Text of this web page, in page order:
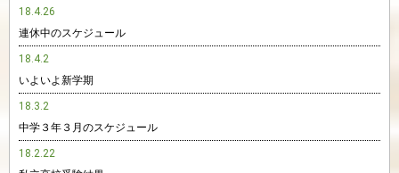
18.4.26
連休中のスケジュール
18.4.2
いよいよ新学期
18.3.2
中学３年３月のスケジュール
18.2.22